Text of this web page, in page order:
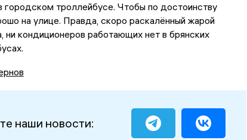
городском троллейбусе. Чтобы по достоинству
на улице. Правда, скоро раскалённый жарой
ни кондиционеров работающих нет в брянских
наши новости: